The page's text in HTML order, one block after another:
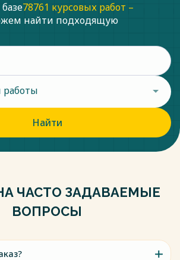
78761 курсовых работ –
найти подходящую
Найти
ЧАСТО ЗАДАВАЕМЫЕ
ВОПРОСЫ